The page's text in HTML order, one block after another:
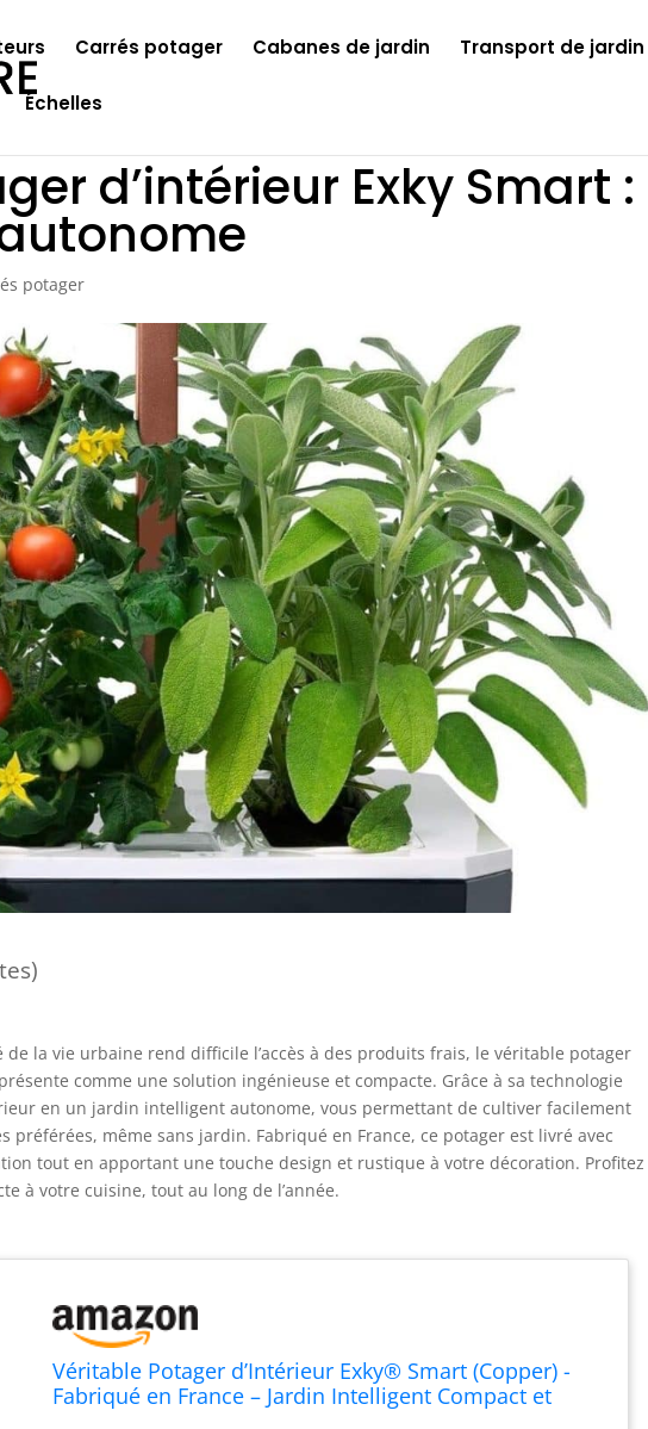
Carrés potager Cabanes de jardin Transport de jardin
Échelles
d’intérieur Exky Smart :
potager
la vie urbaine rend difficile l’accès à des produits frais, le véritable potager
comme une solution ingénieuse et compacte. Grâce à sa technologie
en un jardin intelligent autonome, vous permettant de cultiver facilement
préférées, même sans jardin. Fabriqué en France, ce potager est livré avec
tout en apportant une touche design et rustique à votre décoration. Profitez
à votre cuisine, tout au long de l’année.
Véritable Potager d’Intérieur Exky® Smart (Copper) -
Fabriqué en France – Jardin Intelligent Compact et